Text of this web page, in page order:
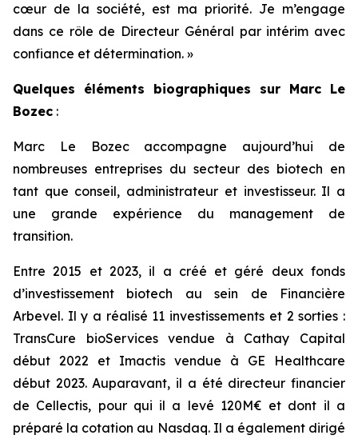
cœur de la société, est ma priorité. Je m’engage
dans ce rôle de Directeur Général par intérim avec
confiance et détermination. »
Quelques éléments biographiques sur Marc Le
Bozec :
Marc Le Bozec accompagne aujourd’hui de
nombreuses entreprises du secteur des biotech en
tant que conseil, administrateur et investisseur. Il a
une grande expérience du management de
transition.
Entre 2015 et 2023, il a créé et géré deux fonds
d’investissement biotech au sein de Financière
Arbevel. Il y a réalisé 11 investissements et 2 sorties :
TransCure bioServices vendue à Cathay Capital
début 2022 et Imactis vendue à GE Healthcare
début 2023. Auparavant, il a été directeur financier
de Cellectis, pour qui il a levé 120M€ et dont il a
préparé la cotation au Nasdaq. Il a également dirigé